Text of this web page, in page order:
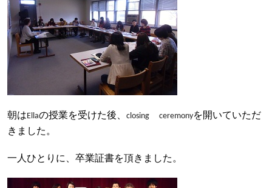
朝はEllaの授業を受けた後、 closing ceremonyを開いていただ
きました。
一人ひとりに、卒業証書を頂きました。